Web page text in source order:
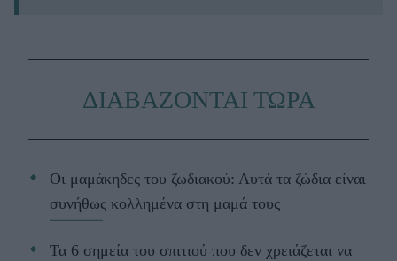
ΔΙΑΒΑΖΟΝΤΑΙ ΤΩΡΑ
Οι μαμάκηδες του ζωδιακού: Αυτά τα ζώδια είναι
συνήθως κολλημένα στη μαμά τους
Τα 6 σημεία του σπιτιού που δεν χρειάζεται να